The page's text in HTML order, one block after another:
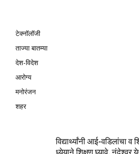
टेक्नॉलॉजी
ताज्या बातम्या
देश-विदेश
आरोग्य
मनोरंजन
शहर
विद्यार्थ्यांनी आई-वडिलांचा व